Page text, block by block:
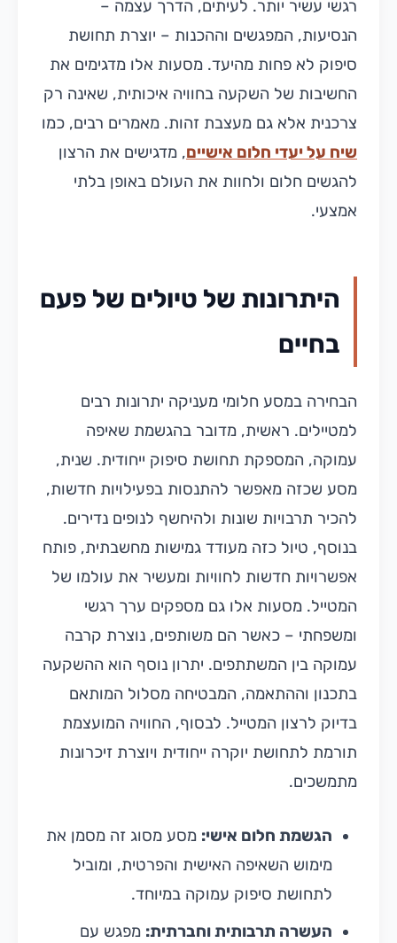
רגשי עשיר יותר. לעיתים, הדרך עצמה –
הנסיעות, המפגשים וההכנות – יוצרת תחושת
סיפוק לא פחות מהיעד. מסעות אלו מדגימים את
החשיבות של השקעה בחוויה איכותית, שאינה רק
צרכנית אלא גם מעצבת זהות. מאמרים רבים, כמו
שיח על יעדי חלום אישיים, מדגישים את הרצון
להגשים חלום ולחוות את העולם באופן בלתי
אמצעי.
היתרונות של טיולים של פעם
בחיים
הבחירה במסע חלומי מעניקה יתרונות רבים
למטיילים. ראשית, מדובר בהגשמת שאיפה
עמוקה, המספקת תחושת סיפוק ייחודית. שנית,
מסע שכזה מאפשר להתנסות בפעילויות חדשות,
להכיר תרבויות שונות ולהיחשף לנופים נדירים.
בנוסף, טיול כזה מעודד גמישות מחשבתית, פותח
אפשרויות חדשות לחוויות ומעשיר את עולמו של
המטייל. מסעות אלו גם מספקים ערך רגשי
ומשפחתי – כאשר הם משותפים, נוצרת קרבה
עמוקה בין המשתתפים. יתרון נוסף הוא ההשקעה
בתכנון וההתאמה, המבטיחה מסלול המותאם
בדיוק לרצון המטייל. לבסוף, החוויה המועצמת
תורמת לתחושת יוקרה ייחודית ויוצרת זיכרונות
מתמשכים.
הגשמת חלום אישי: מסע מסוג זה מסמן את
מימוש השאיפה האישית והפרטית, ומוביל
לתחושת סיפוק עמוקה במיוחד.
העשרה תרבותית וחברתית: מפגש עם